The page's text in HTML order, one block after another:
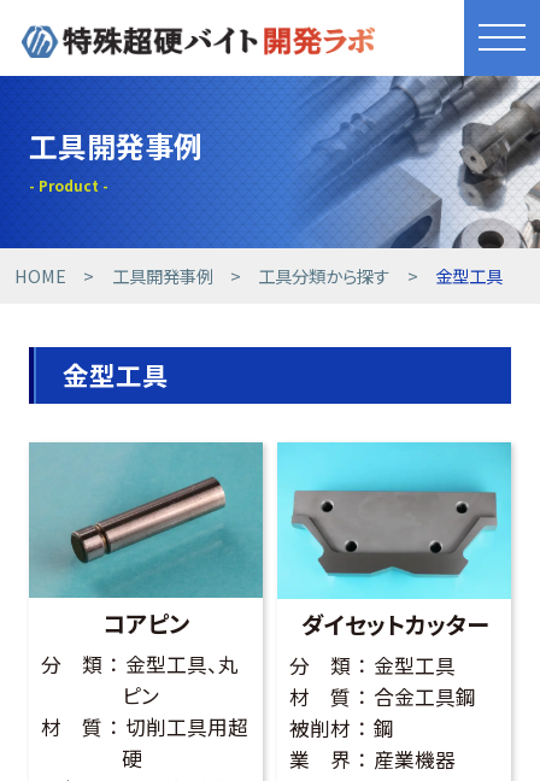
きれものづくり
商品・サービス
工具開発事例
技術コラム
お客様の声
よくある質問
0274-62-1744
工具開発事例
HOME 工具開発事例 工具分類から探す 金型工具
金型工具
コアピン
分 類
金型工具、丸
ピン
材 質
切削工具用超
硬
ダイセットカッター
分 類
金型工具
材 質
合金工具鋼
被削材
鋼
業 界
産業機器